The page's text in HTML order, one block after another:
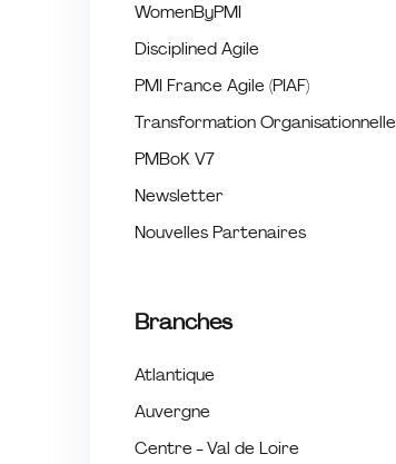
WomenByPMI
Disciplined Agile
PMI France Agile (PIAF)
Transformation Organisationnelle
PMBoK V7
Newsletter
Nouvelles Partenaires
Branches
Atlantique
Auvergne
Centre - Val de Loire